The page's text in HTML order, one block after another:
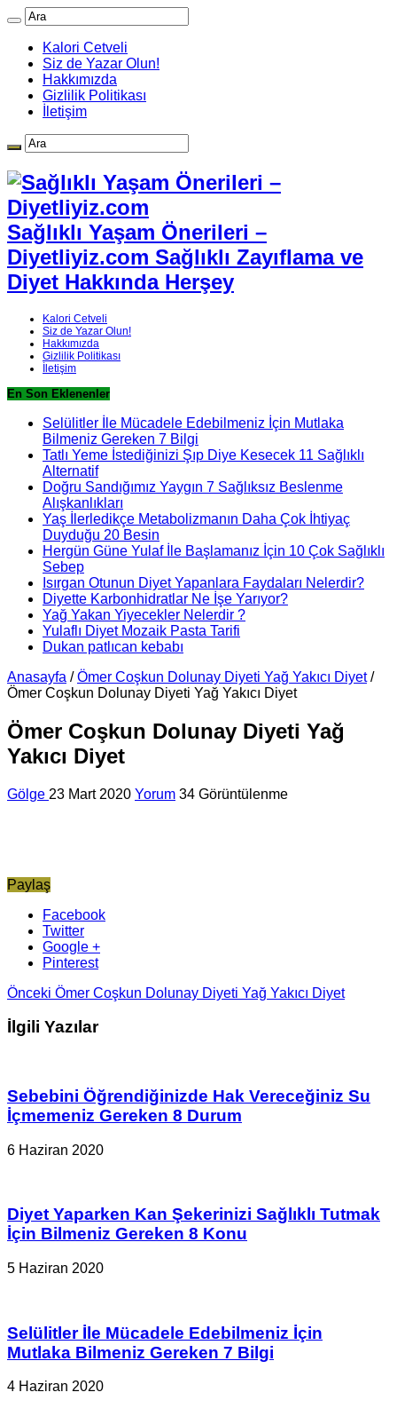
Kalori Cetveli
Siz de Yazar Olun!
Hakkımızda
Gizlilik Politikası
İletişim
Sağlıklı Yaşam Önerileri –
Diyetliyiz.com Sağlıklı Zayıflama ve
Diyet Hakkında Herşey
Kalori Cetveli
Siz de Yazar Olun!
Hakkımızda
Gizlilik Politikası
İletişim
En Son Eklenenler
Selülitler İle Mücadele Edebilmeniz İçin Mutlaka
Bilmeniz Gereken 7 Bilgi
Tatlı Yeme İstediğinizi Şıp Diye Kesecek 11 Sağlıklı
Alternatif
Doğru Sandığımız Yaygın 7 Sağlıksız Beslenme
Alışkanlıkları
Yaş İlerledikçe Metabolizmanın Daha Çok İhtiyaç
Duyduğu 20 Besin
Hergün Güne Yulaf İle Başlamanız İçin 10 Çok Sağlıklı
Sebep
Isırgan Otunun Diyet Yapanlara Faydaları Nelerdir?
Diyette Karbonhidratlar Ne İşe Yarıyor?
Yağ Yakan Yiyecekler Nelerdir ?
Yulaflı Diyet Mozaik Pasta Tarifi
Dukan patlıcan kebabı
Anasayfa / Ömer Coşkun Dolunay Diyeti Yağ Yakıcı Diyet /
Ömer Coşkun Dolunay Diyeti Yağ Yakıcı Diyet
Ömer Coşkun Dolunay Diyeti Yağ
Yakıcı Diyet
Gölge 23 Mart 2020 Yorum 34 Görüntülenme
Paylaş
Facebook
Twitter
Google +
Pinterest
Önceki Ömer Coşkun Dolunay Diyeti Yağ Yakıcı Diyet
İlgili Yazılar
Sebebini Öğrendiğinizde Hak Vereceğiniz Su
İçmemeniz Gereken 8 Durum
6 Haziran 2020
Diyet Yaparken Kan Şekerinizi Sağlıklı Tutmak
İçin Bilmeniz Gereken 8 Konu
5 Haziran 2020
Selülitler İle Mücadele Edebilmeniz İçin
Mutlaka Bilmeniz Gereken 7 Bilgi
4 Haziran 2020